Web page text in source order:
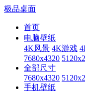
极品桌面
首页
电脑壁纸
4K风景 4K游戏
7680x4320
全部尺寸
7680x4320
手机壁纸